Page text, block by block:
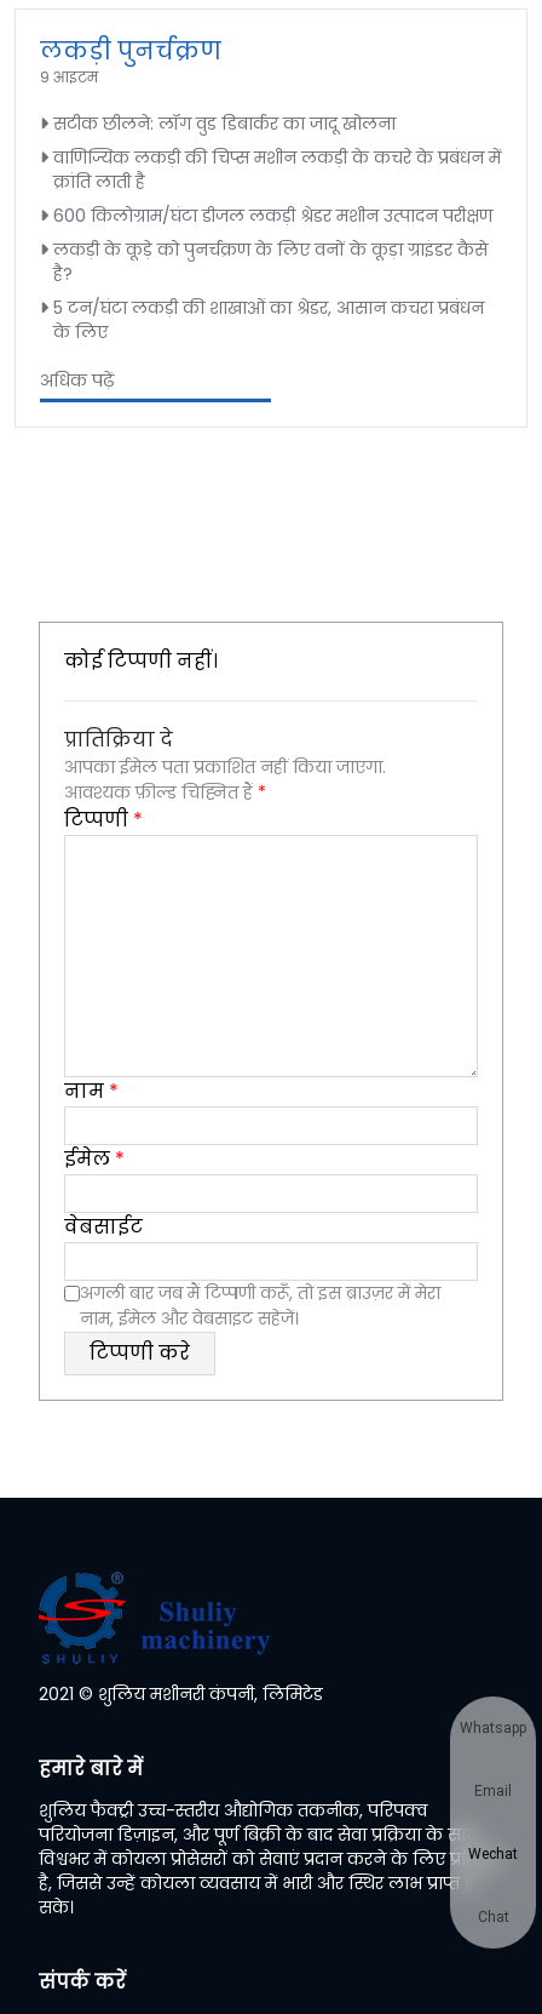
लकड़ी पुनर्चक्रण
9 आइटम
सटीक छीलने: लॉग वुड डिबार्कर का जादू खोलना
वाणिज्यिक लकड़ी की चिप्स मशीन लकड़ी के कचरे के प्रबंधन में
क्रांति लाती है
600 किलोग्राम/घंटा डीजल लकड़ी श्रेडर मशीन उत्पादन परीक्षण
लकड़ी के कूड़े को पुनर्चक्रण के लिए वनों के कूड़ा ग्राइंडर कैसे
है?
5 टन/घंटा लकड़ी की शाखाओं का श्रेडर, आसान कचरा प्रबंधन
के लिए
अधिक पढ़ें
कोई टिप्पणी नहीं।
प्रातिक्रिया दे
आपका ईमेल पता प्रकाशित नहीं किया जाएगा.
आवश्यक फ़ील्ड चिह्नित हैं *
टिप्पणी *
नाम *
ईमेल *
वेबसाईट
अगली बार जब मैं टिप्पणी करूँ, तो इस ब्राउज़र में मेरा
नाम, ईमेल और वेबसाइट सहेजें।
2021 © शुलिय मशीनरी कंपनी, लिमिटेड
हमारे बारे में
शुलिय फैक्ट्री उच्च-स्तरीय औद्योगिक तकनीक, परिपक्व
परियोजना डिज़ाइन, और पूर्ण बिक्री के बाद सेवा प्रक्रिया के साथ
विश्वभर में कोयला प्रोसेसरों को सेवाएं प्रदान करने के लिए प्रतिबद्ध
है, जिससे उन्हें कोयला व्यवसाय में भारी और स्थिर लाभ प्राप्त हो
सके।
संपर्क करें
Whatsapp
Email
Wechat
Chat